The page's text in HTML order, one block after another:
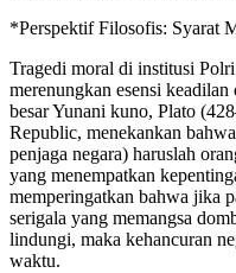
*Perspektif Filosofis: Syarat
Tragedi moral di institusi
merenungkan esensi
besar Yunani kuno, Plato
Republic, menekankan
penjaga negara) haruslah
yang menempatkan
memperingatkan bahwa jika
serigala yang memangsa
lindungi, maka kehancuran
waktu.